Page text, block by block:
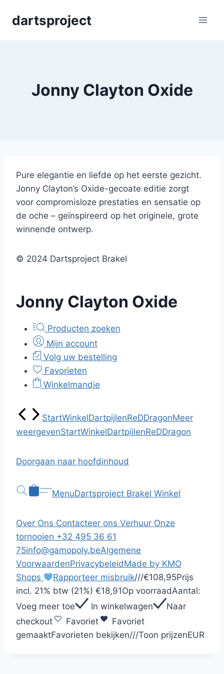
dartsproject
Jonny Clayton Oxide
Pure elegantie en liefde op het eerste gezicht.
Jonny Clayton’s Oxide-gecoate editie zorgt
voor compromisloze prestaties en sensatie op
de oche – geïnspireerd op het originele, grote
winnende ontwerp.
© 2024 Dartsproject Brakel
Jonny Clayton Oxide
Producten zoeken
Mijn account
Volg uw bestelling
Favorieten
Winkelmandje
StartWinkelDartpijlenReDDragonMeer
weergevenStartWinkelDartpijlenReDDragon
Doorgaan naar hoofdinhoud
MenuDartsproject Brakel Winkel
Over Ons Contacteer ons Verhuur Onze
tornooien +32 495 36 61
75info@gamopoly.beAlgemene
VoorwaardenPrivacybeleidMade by KMO
Shops
Rapporteer misbruik///€108,95Prijs
incl. 21% btw (21%) €18,91Op voorraadAantal:
Voeg meer toe
In winkelwagen
Naar
checkout
Favoriet
Favoriet
gemaaktFavorieten bekijken///Toon prijzenEUR